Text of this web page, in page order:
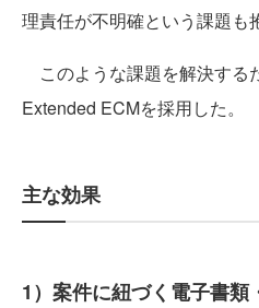
理責任が不明確という課題も
このような課題を解決する
Extended ECMを採用した。
主な効果
1）案件に紐づく電子書類